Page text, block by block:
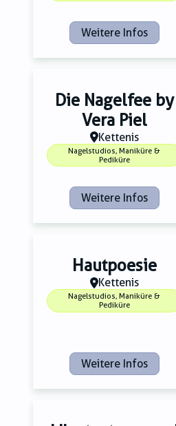
Weitere Infos
Die Nagelfee by
Vera Piel
Kettenis
Nagelstudios, Maniküre &
Pediküre
Weitere Infos
Hautpoesie
Kettenis
Nagelstudios, Maniküre &
Pediküre
Weitere Infos